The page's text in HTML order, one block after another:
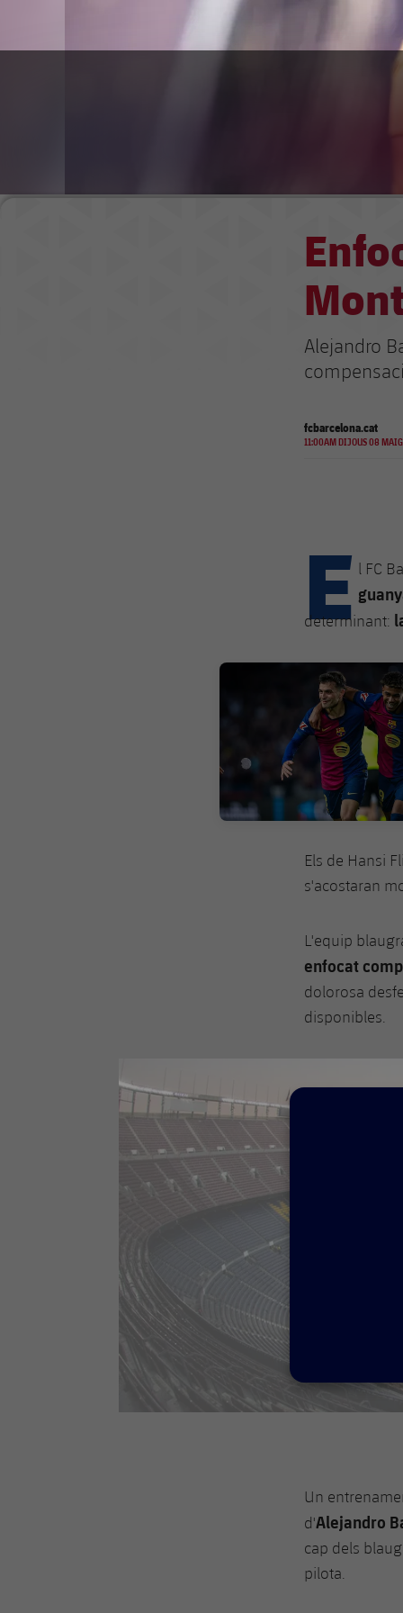
Alejandro
fcbarcelona.cat
11:00AM DIJOUS 08 MAIG
E l FC
determinant:
FC Barcelona club badge
Els de Hansi
s'acostaran
L'equip
enfocat
dolorosa
disponibles.
Un
d'Alejandro
cap dels
pilota.